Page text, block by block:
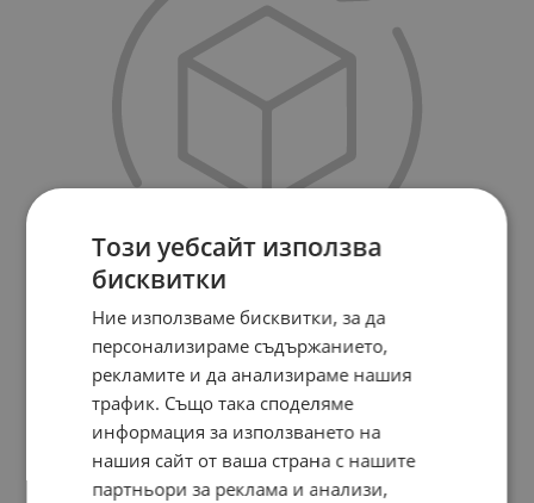
РЕЛЕ КОНТРОЛЕР С WIFI SMART RF433.92MHZ 4
КАНАЛА AC220V SONOFF 4CHPROR3
Арт.№: 28553
49.480* € 46.53 € 91.00 лв.
Този уебсайт използва
бисквитки
Ние използваме бисквитки, за да
персонализираме съдържанието,
рекламите и да анализираме нашия
трафик. Също така споделяме
информация за използването на
нашия сайт от ваша страна с нашите
партньори за реклама и анализи,